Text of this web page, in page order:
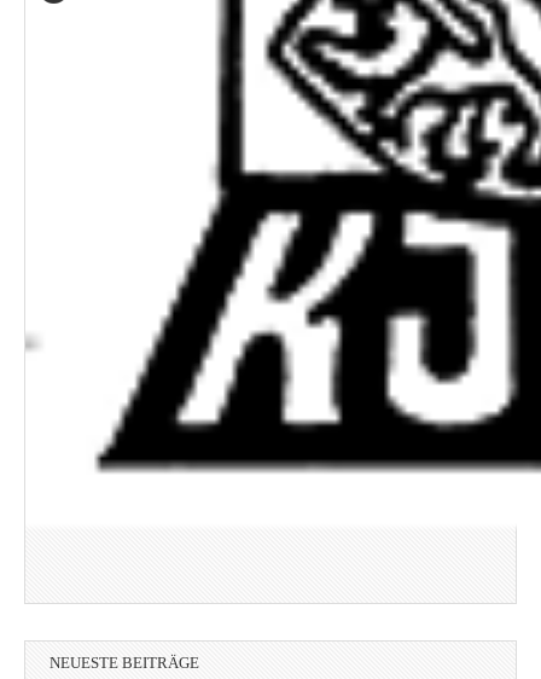
NEUESTE BEITRÄGE